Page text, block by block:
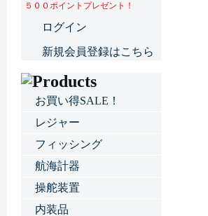
５００ポイントプレゼント！
ログイン
新規会員登録はこちら
お買い得SALE！
レジャー
フィッシング
航海計器
操舵装置
内装品